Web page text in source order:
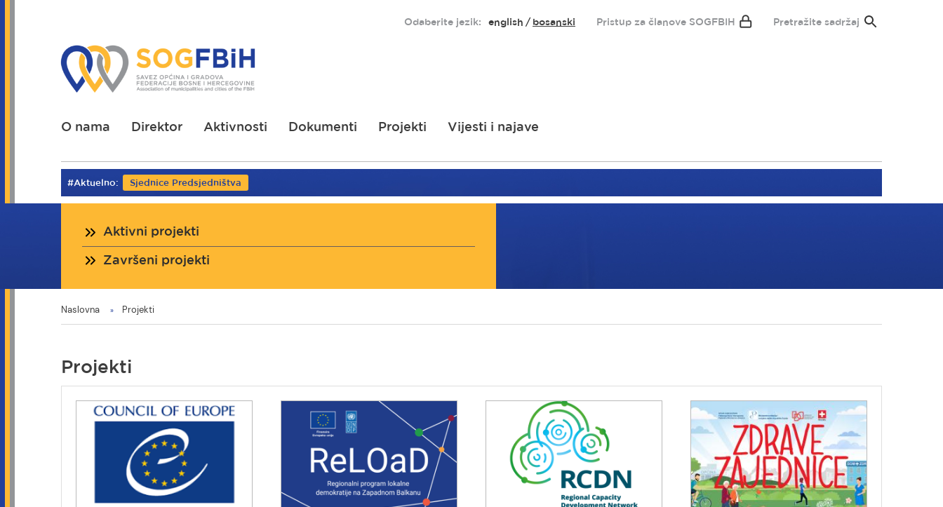
Odaberite jezik: english bosanski Pristup za članove SOGFBIH Pretražite sadržaj
O nama Direktor Aktivnosti Dokumenti Projekti Vijesti i najave
#Aktuelno: Sjednice Predsjedništva
Aktivni projekti
Završeni projekti
You
Naslovna Projekti
Projekti